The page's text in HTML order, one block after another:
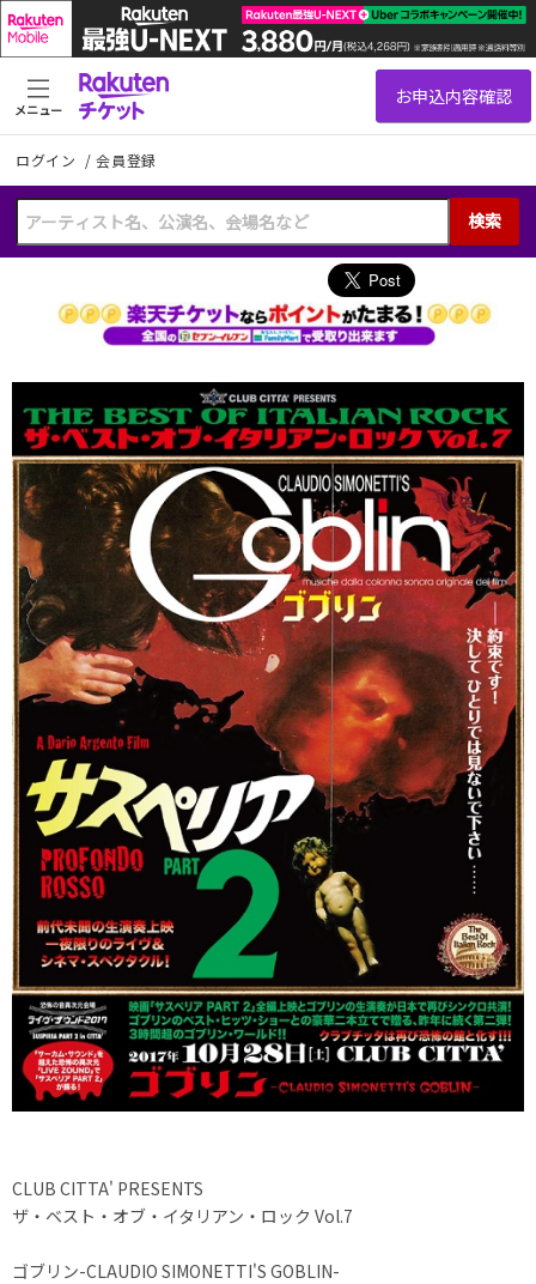
ログイン /会員登録
検索
メニュー
CLUB CITTA' PRESENTS
ザ・ベスト・オブ・イタリアン・ロック Vol.7
ゴブリン-CLAUDIO SIMONETTI'S GOBLIN-